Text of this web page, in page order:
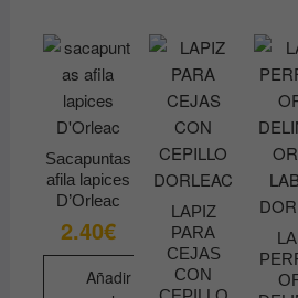
múltiples
variantes.
Las
opciones
pueden
elegir
en
la
página
opciones
se
pueden
elegir
en
la
página
de
producto
Sacapuntas
afila lapices
D’Orleac
2.40€
Añadir
LAPIZ
PARA
CEJAS
CON